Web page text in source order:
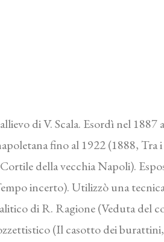
di V. Scala. Esordì nel 1887
fino al 1922 (1888, Tra
della vecchia Napoli).
incerto). Utilizzò una
di R. Ragione (Veduta del
(Il casotto dei